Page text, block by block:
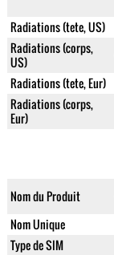
Radiations (tete, US)
Radiations (corps,
US)
Radiations (tete, Eur)
Radiations (corps,
Eur)
Nom du Produit
Nom Unique
Type de SIM